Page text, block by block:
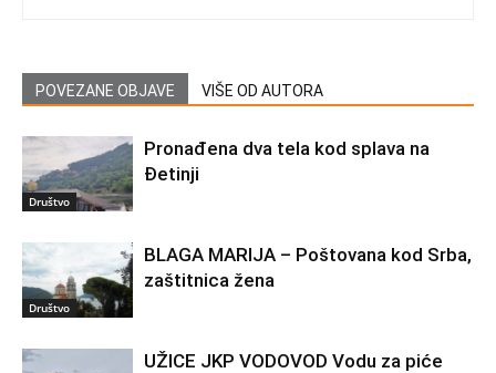
POVEZANE OBJAVE VIŠE OD AUTORA
Društvo
Pronađena dva tela kod splava na
Đetinji
Društvo
BLAGA MARIJA – Poštovana kod Srba,
zaštitnica žena
UŽICE JKP VODOVOD Vodu za piće